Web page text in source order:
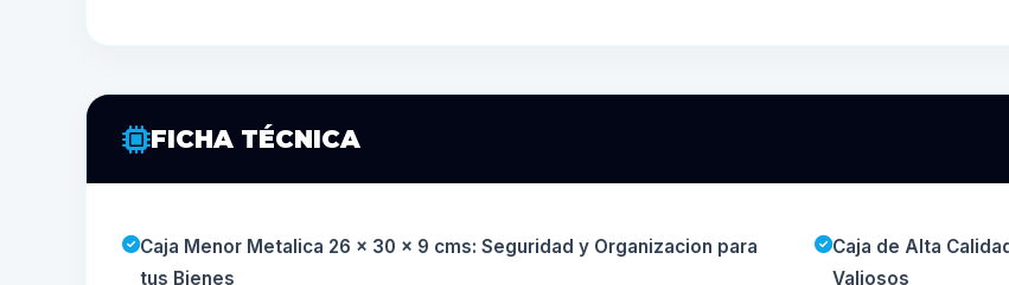
FICHA TÉCNICA
Caja Menor Metalica 26 x 30 x 9 cms: Seguridad y Organizacion para
tus Bienes
Caja de Alta
Valiosos